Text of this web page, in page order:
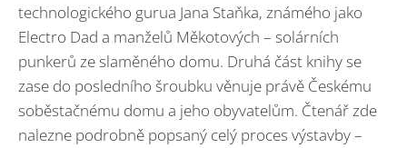
technologického gurua Jana Staňka, známého jako
Electro Dad a manželů Měkotových – solárních
punkerů ze slaměného domu. Druhá část knihy se
zase do posledního šroubku věnuje právě Českému
soběstačnému domu a jeho obyvatelům. Čtenář zde
nalezne podrobně popsaný celý proces výstavby –